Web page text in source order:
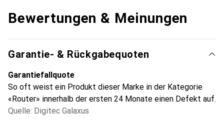
Bewertungen & Meinungen
Garantie- & Rückgabequoten
Garantiefallquote
So oft weist ein Produkt dieser Marke in der Kategorie
«Router» innerhalb der ersten 24 Monate einen Defekt auf.
Quelle: Digitec Galaxus